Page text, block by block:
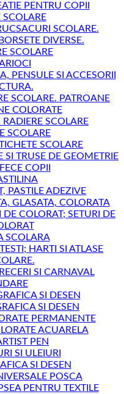
PENTRU COPII
SCOLARE
SCOLARE.
DIVERSE.
SCOLARE
PENSULE SI ACCESORII
SCOLARE. PATROANE
COLORATE
SCOLARE
SCOLARE
SCOLARE
SI TRUSE DE GEOMETRIE
COPII
PASTILE ADEZIVE
GLASATA, COLORATA
COLORAT; SETURI DE
SCOLARA
HARTI SI ATLASE
SI CARNAVAL
SI DESEN
SI DESEN
PERMANENTE
ACUARELA
PEN
SI ULEIURI
SI DESEN
POSCA
PENTRU TEXTILE